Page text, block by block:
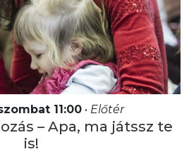
11:00 • Előtér
– Apa, ma játssz te
is!